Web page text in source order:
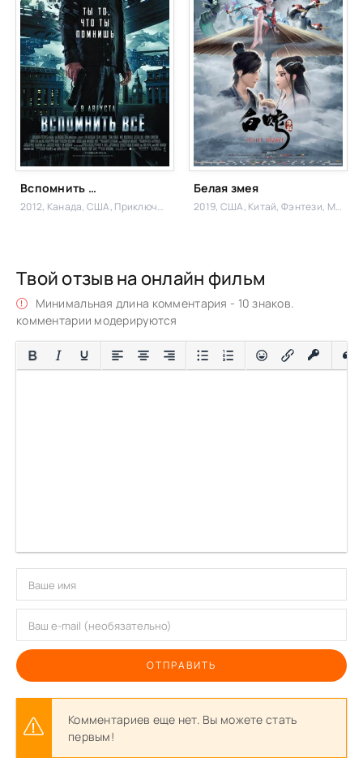
Вспомнить всё
2012, Канада, США, Приключения,
Белая змея
2019, США, Китай,Фэнтези, Мелодрама
Твой отзыв на онлайн фильм
Минимальная длина комментария - 10 знаков.
комментарии модерируются
ОТПРАВИТЬ
Комментариев еще нет. Вы можете стать
первым!